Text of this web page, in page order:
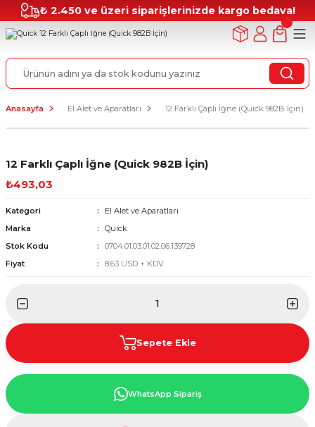
₺ 2.450 ve üzeri siparişlerinizde kargo bedava!
Anasayfa El Alet ve Aparatları 12 Farklı Çaplı İğne (Quick 982B İçin)
12 Farklı Çaplı İğne (Quick 982B İçin)
₺493,03
Kategori
El Alet ve Aparatları
Marka
Quick
Stok Kodu
0704.01.03.01.02.06.139728
Fiyat
8,63 USD + KDV
Sepete Ekle
WhatsApp Sipariş